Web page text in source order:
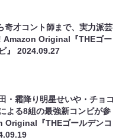
奇才コント師まで、実力派芸
Amazon Original『THEゴー
』2024.09.27
・霜降り明星せいや・チョコ
よる8組の最強新コンビが参
Original『THEゴールデンコ